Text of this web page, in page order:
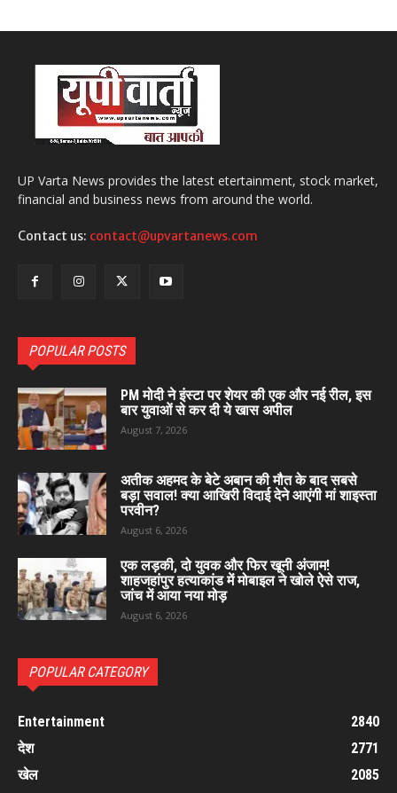
UP Varta News provides the latest etertainment, stock market,
financial and business news from around the world.
Contact us: contact@upvartanews.com
POPULAR POSTS
PM मोदी ने इंस्टा पर शेयर की एक और नई रील, इस
बार युवाओं से कर दी ये खास अपील
August 7, 2026
अतीक अहमद के बेटे अबान की मौत के बाद सबसे
बड़ा सवाल! क्या आखिरी विदाई देने आएंगी मां शाइस्ता
परवीन?
August 6, 2026
एक लड़की, दो युवक और फिर खूनी अंजाम!
शाहजहांपुर हत्याकांड में मोबाइल ने खोले ऐसे राज,
जांच में आया नया मोड़
August 6, 2026
POPULAR CATEGORY
Entertainment
2840
देश
2771
खेल
2085